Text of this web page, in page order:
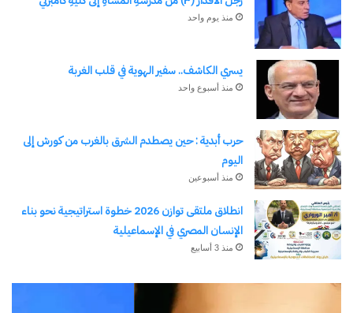
منذ يوم واحد
يسري الكاشف.. سفير الهوية في قلب الغربة
منذ أسبوع واحد
حرب أبدية : حين يصطدم الشرق بالغرب من كورش إلى
اليوم
منذ أسبوعين
انطلاق ملتقى توازن 2026 خطوة استراتيجية نحو بناء
الإنسان المصري في الإسماعيلية
منذ 3 أسابيع